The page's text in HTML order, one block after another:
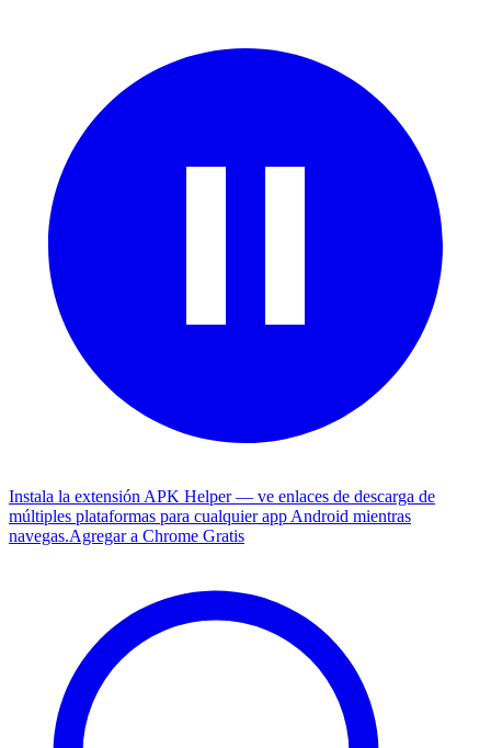
Instala la extensión APK Helper — ve enlaces de descarga de
múltiples plataformas para cualquier app Android mientras
navegas.Agregar a Chrome Gratis